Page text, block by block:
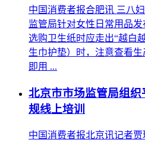
中国消费者报合肥讯 三八
监管局针对女性日常用品
选购卫生纸时应走出“越白
生巾护垫）时，注意查看
即用 ...
北京市市场监管局组
规线上培训
中国消费者报北京讯记者